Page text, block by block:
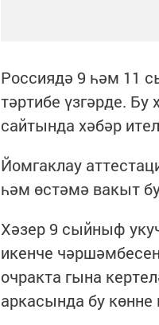
Россиядә 9 һәм 11
тәртибе үзгәрде.
сайтында хәбәр
Йомгаклау
һәм өстәмә вакыт
Хәзер 9 сыйныф
икенче
очракта гына
аркасында бу көнне